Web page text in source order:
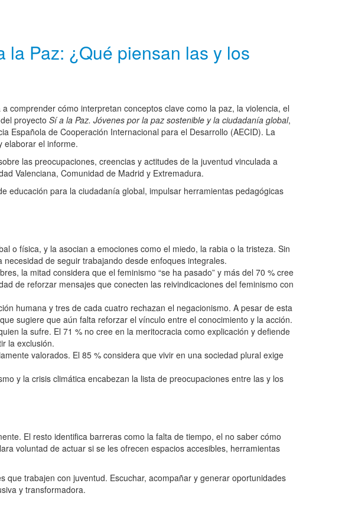
Paz: ¿Qué piensan las y los
comprender cómo interpretan conceptos clave como la paz, la violencia, el
proyecto Sí a la Paz. Jóvenes por la paz sostenible y la ciudadanía global,
Española de Cooperación Internacional para el Desarrollo (AECID). La
elaborar el informe.
las preocupaciones, creencias y actitudes de la juventud vinculada a
Valenciana, Comunidad de Madrid y Extremadura.
educación para la ciudadanía global, impulsar herramientas pedagógicas
o física, y la asocian a emociones como el miedo, la rabia o la tristeza. Sin
de seguir trabajando desde enfoques integrales.
la mitad considera que el feminismo “se ha pasado” y más del 70 % cree
de reforzar mensajes que conecten las reivindicaciones del feminismo con
humana y tres de cada cuatro rechazan el negacionismo. A pesar de esta
sugiere que aún falta reforzar el vínculo entre el conocimiento y la acción.
la sufre. El 71 % no cree en la meritocracia como explicación y defiende
la exclusión.
valorados. El 85 % considera que vivir en una sociedad plural exige
y la crisis climática encabezan la lista de preocupaciones entre las y los
El resto identifica barreras como la falta de tiempo, el no saber cómo
voluntad de actuar si se les ofrecen espacios accesibles, herramientas
trabajen con juventud. Escuchar, acompañar y generar oportunidades
y transformadora.